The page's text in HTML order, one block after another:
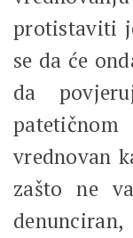
protistaviti
se da će
da
patetičnom
vrednovan
zašto ne